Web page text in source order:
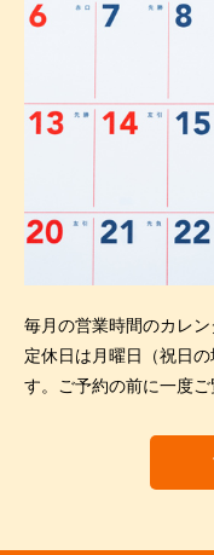
毎月の営業時間のカレン
定休日は月曜日（祝日
す。ご予約の前に一度ご